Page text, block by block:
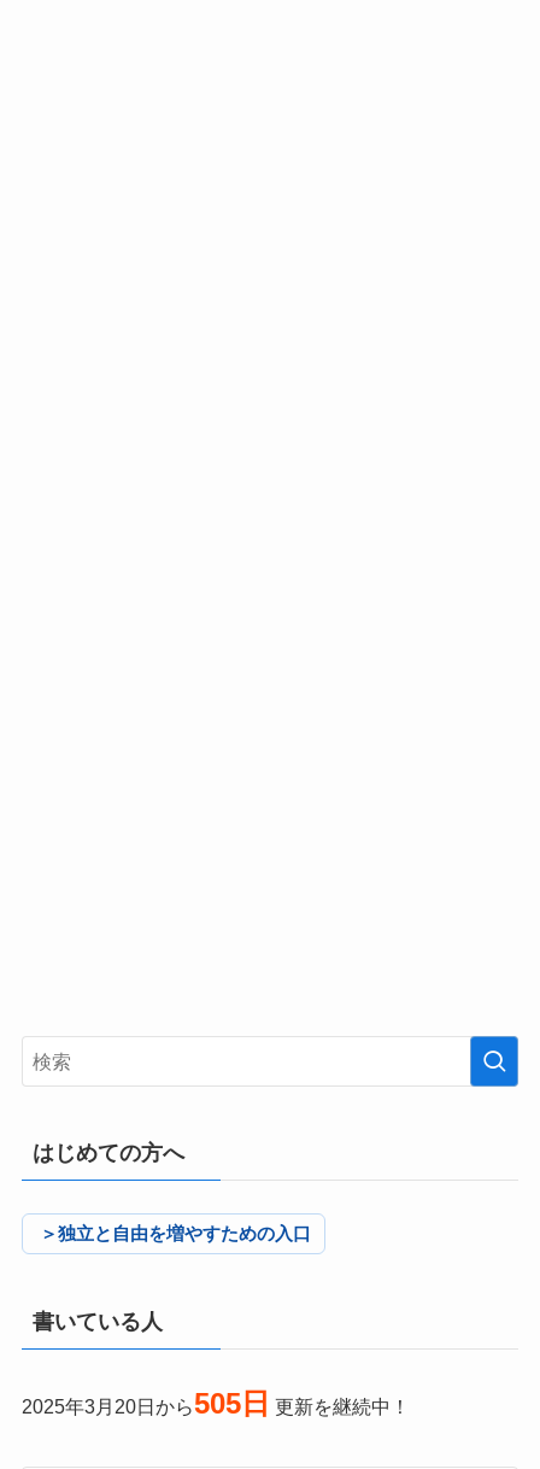
はじめての方へ
＞独立と自由を増やすための入口
書いている人
2025年3月20日から505日 更新を継続中！